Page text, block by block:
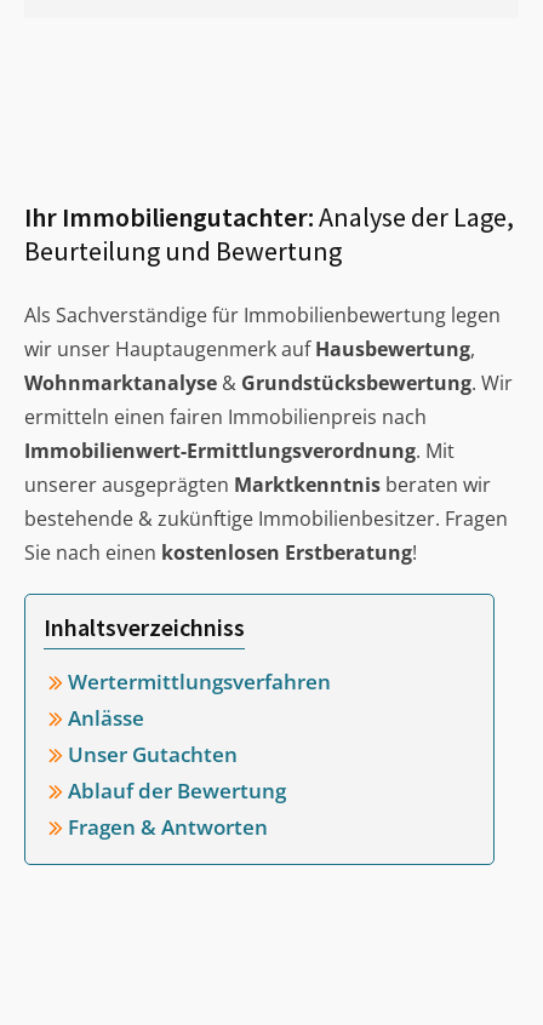
Ihr Immobiliengutachter:Analyse der Lage,
Beurteilung und Bewertung
Als Sachverständige für Immobilienbewertung legen
wir unser Hauptaugenmerk aufHausbewertung,
Wohnmarktanalyse & Grundstücksbewertung. Wir
ermitteln einen fairen Immobilienpreis nach
Immobilienwert-Ermittlungsverordnung. Mit
unserer ausgeprägten Marktkenntnis beraten wir
bestehende & zukünftige Immobilienbesitzer. Fragen
Sie nach einen kostenlosen Erstberatung!
Inhaltsverzeichniss
Wertermittlungsverfahren
Anlässe
Unser Gutachten
Ablauf der Bewertung
Fragen & Antworten